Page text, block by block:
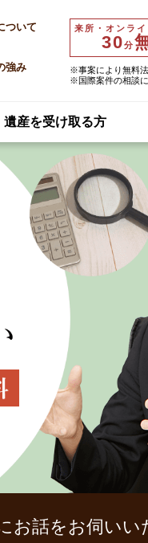
来所・オンラ
30分
※事案により無料
※国際案件の相談
ついて
強み
遺産を受け取る方
お話をお伺いい